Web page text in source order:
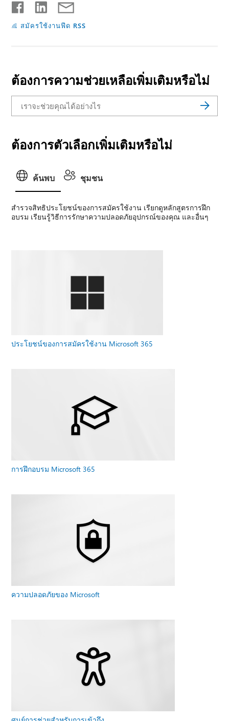
สมัครใช้งานฟีด RSS
ต้องการความช่วยเหลือเพิ่มเติมหรือไม่
ต้องการตัวเลือกเพิ่มเติมหรือไม่
ค้นพบ ชุมชน
สํารวจสิทธิประโยชน์ของการสมัครใช้งาน เรียกดูหลักสูตรการฝึก
อบรม เรียนรู้วิธีการรักษาความปลอดภัยอุปกรณ์ของคุณ และอื่นๆ
ประโยชน์ของการสมัครใช้งาน Microsoft 365
การฝึกอบรม Microsoft 365
ความปลอดภัยของ Microsoft